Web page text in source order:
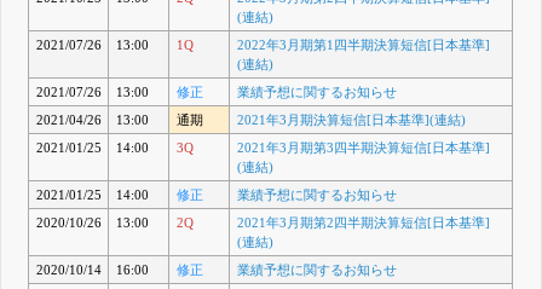
(連結)
2021/07/26
13:00 1Q
2022年3月期第1四半期決算短信[日本基準]
(連結)
2021/07/26
13:00 修正
業績予想に関するお知らせ
2021/04/26
13:00 通期
2021年3月期決算短信[日本基準](連結)
2021/01/25
14:00 3Q
2021年3月期第3四半期決算短信[日本基準]
(連結)
2021/01/25
14:00 修正
業績予想に関するお知らせ
2020/10/26
13:00 2Q
2021年3月期第2四半期決算短信[日本基準]
(連結)
2020/10/14
16:00 修正
業績予想に関するお知らせ